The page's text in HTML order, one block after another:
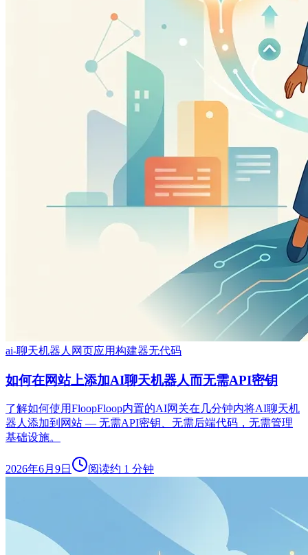
ai-聊天机器人 网页应用构建器无代码
如何在网站上添加AI聊天机器人而无需API密钥
了解如何使用FloopFloop内置的AI网关在几分钟内将AI聊天机
器人添加到网站 — 无需API密钥、无需后端代码，无需管理
基础设施。
2026年6月9日 阅读约 1 分钟